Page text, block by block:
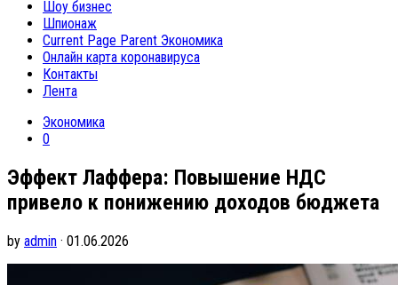
Шоу бизнес
Шпионаж
Current Page Parent Экономика
Онлайн карта коронавируса
Контакты
Лента
Экономика
0
Эффект Лаффера: Повышение НДС
привело к понижению доходов бюджета
by admin · 01.06.2026